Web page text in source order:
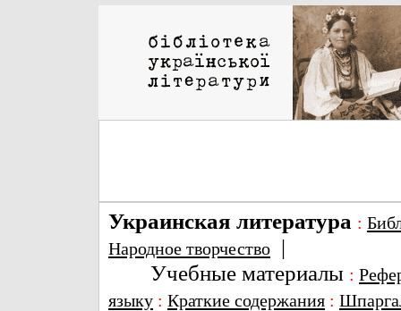
Украинская литература :
Народное творчество |
Учебные материалы :
языку : Краткие содержания :